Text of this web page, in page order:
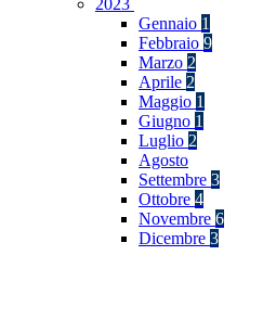
2023
Gennaio 1
Febbraio 9
Marzo 2
Aprile 2
Maggio 1
Giugno 1
Luglio 2
Agosto
Settembre 3
Ottobre 4
Novembre 6
Dicembre 3